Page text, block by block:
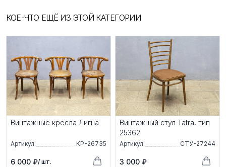
КОЕ-ЧТО ЕЩЁ ИЗ ЭТОЙ КАТЕГОРИИ
Винтажные кресла Лигна
Артикул: КР-26735
6 000 ₽/ шт.
Винтажный стул Tatra, тип
25362
Артикул: СТУ-27244
3 000 ₽